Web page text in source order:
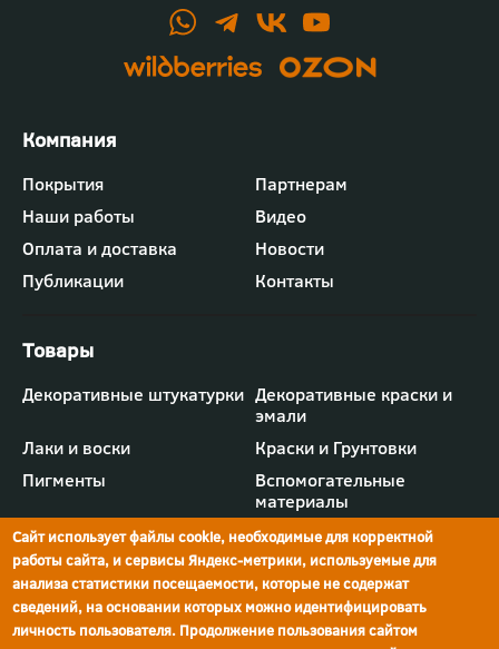
г.Ростов-на-Дону,
ул.Мечникова, д.134
просп. Шолохова, 211/4,
Ростов-на-Дону
Футер
-
меню
"Компания"
Покрытия
Партнерам
Наши работы
Видео
Оплата и доставка
Новости
Публикации
Контакты
Футер
-
меню
"Товары"
Декоративные штукатурки Декоративные краски и
эмали
Лаки и воски
Краски и Грунтовки
Пигменты
Вспомогательные
материалы
Сайт использует файлы cookie, необходимые для корректной
работы сайта, и сервисы Яндекс-метрики, используемые для
анализа статистики посещаемости, которые не содержат
сведений, на основании которых можно идентифицировать
личность пользователя. Продолжение пользования сайтом